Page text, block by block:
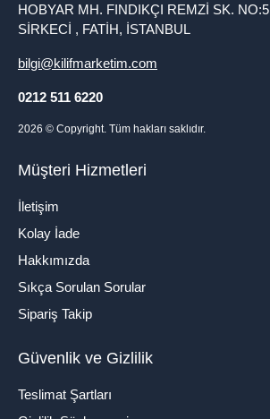
HOBYAR MH. FINDIKÇI REMZİ SK.
SİRKECİ , FATİH, İSTANBUL
bilgi@kilifmarketim.com
0212 511 6220
2026 © Copyright. Tüm hakları saklıdır.
Müşteri Hizmetleri
İletişim
Kolay İade
Hakkımızda
Sıkça Sorulan Sorular
Sipariş Takip
Güvenlik ve Gizlilik
Teslimat Şartları